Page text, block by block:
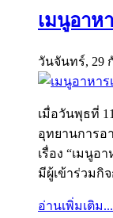
เมนูอาห
วันจันทร์, 29
เมื่อวันพุธที่
อุทยานการอ
เรื่อง “เมนูอ
มีผู้เข้าร่วมกิ
อ่านเพิ่มเติม...